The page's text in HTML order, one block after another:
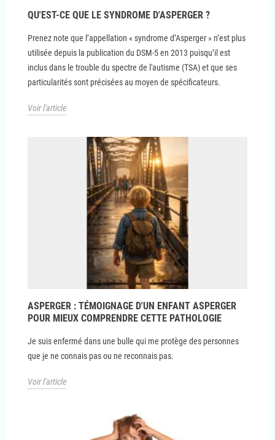
QU'EST-CE QUE LE SYNDROME D'ASPERGER ?
Prenez note que l’appellation « syndrome d’Asperger » n’est plus
utilisée depuis la publication du DSM-5 en 2013 puisqu’il est
inclus dans le trouble du spectre de l'autisme (TSA) et que ses
particularités sont précisées au moyen de spécificateurs.
Voir l'article
ASPERGER : TÉMOIGNAGE D'UN ENFANT ASPERGER
POUR MIEUX COMPRENDRE CETTE PATHOLOGIE
Je suis enfermé dans une bulle qui me protège des personnes
que je ne connais pas ou ne reconnais pas.
Voir l'article